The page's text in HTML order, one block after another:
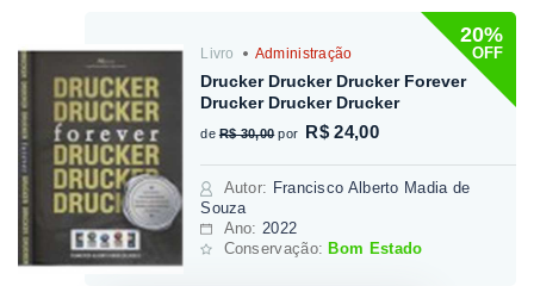
20%
OFF
Livro Administração
Drucker Drucker Drucker Forever
Drucker Drucker Drucker
de R$ 30,00 por R$ 24,00
Autor: Francisco Alberto Madia de
Souza
Ano: 2022
Conservação:Bom Estado